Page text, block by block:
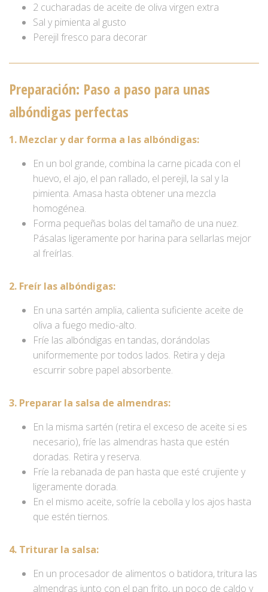
2 cucharadas de aceite de oliva virgen extra
Sal y pimienta al gusto
Perejil fresco para decorar
Preparación: Paso a paso para unas
albóndigas perfectas
1. Mezclar y dar forma a las albóndigas:
En un bol grande, combina la carne picada con el
huevo, el ajo, el pan rallado, el perejil, la sal y la
pimienta. Amasa hasta obtener una mezcla
homogénea.
Forma pequeñas bolas del tamaño de una nuez.
Pásalas ligeramente por harina para sellarlas mejor
al freírlas.
2. Freír las albóndigas:
En una sartén amplia, calienta suficiente aceite de
oliva a fuego medio-alto.
Fríe las albóndigas en tandas, dorándolas
uniformemente por todos lados. Retira y deja
escurrir sobre papel absorbente.
3. Preparar la salsa de almendras:
En la misma sartén (retira el exceso de aceite si es
necesario), fríe las almendras hasta que estén
doradas. Retira y reserva.
Fríe la rebanada de pan hasta que esté crujiente y
ligeramente dorada.
En el mismo aceite, sofríe la cebolla y los ajos hasta
que estén tiernos.
4. Triturar la salsa:
En un procesador de alimentos o batidora, tritura las
almendras junto con el pan frito, un poco de caldo y